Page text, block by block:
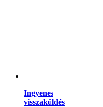
Ingyenes
visszaküldés